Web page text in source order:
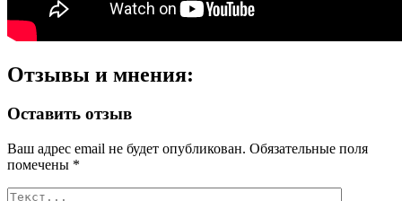
Отзывы и мнения:
Оставить отзыв
Ваш адрес email не будет опубликован. Обязательные поля
помечены *